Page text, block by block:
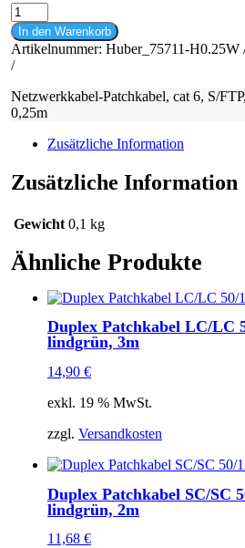
Patchkabel
cat
6
S/FTP
PIMF
Halogenfrei
weiß
0,25m
Menge
In den Warenkorb
Artikelnummer: Huber_75711-H0.25W
Netzwerkkabel-Patchkabel, cat 6, S/
0,25m
Zusätzliche Information
Zusätzliche Information
Gewicht 0,1 kg
Ähnliche Produkte
Duplex Patchkabel LC/LC
lindgrün, 3m
14,90 €
exkl. 19 % MwSt.
zzgl. Versandkosten
Duplex Patchkabel SC/SC
lindgrün, 2m
11,68 €